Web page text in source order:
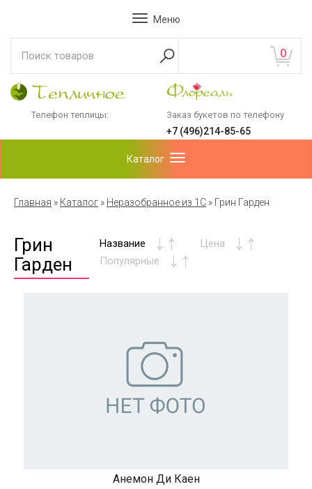
Меню
0
Телефон теплицы: Заказ букетов по телефону
+7 (496)214-85-65
Каталог
Главная » Каталог » Неразобранное из 1С » Грин Гарден
Грин
Гарден
Название
Цена
Популярные
Анемон Ди Каен